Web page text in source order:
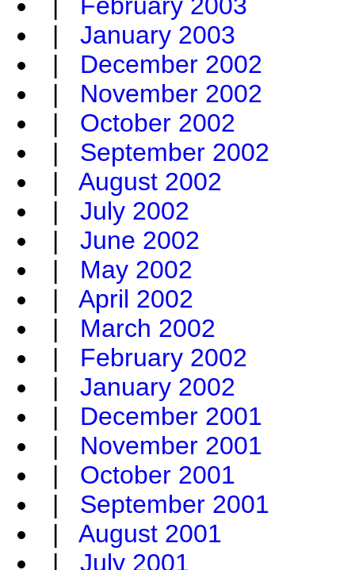
| January 2003
| December 2002
| November 2002
| October 2002
| September 2002
| August 2002
| July 2002
| June 2002
| May 2002
| April 2002
| March 2002
| February 2002
| January 2002
| December 2001
| November 2001
| October 2001
| September 2001
| August 2001
| July 2001